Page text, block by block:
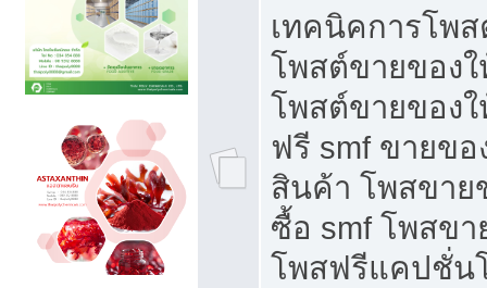
เทคนิคการโพ
โพสต์ขายของ
โพสต์ขายของ
ฟรี smf ขายข
สินค้า โพสขาย
ซื้อ smf โพสข
โพสฟรีแคปชั่น